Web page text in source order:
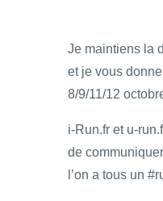
Je maintiens la
et je vous
8/9/11/12
i-Run.fr et u-
de
l’on a tous un